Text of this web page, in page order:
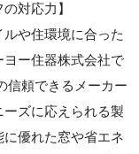
対応力】
や住環境に合った
ー住器株式会社で
信頼できるメーカー
ズに応えられる製
優れた窓や省エネ